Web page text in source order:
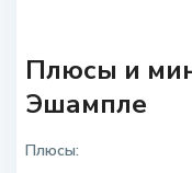
Плюсы и
Эшампле
Плюсы: